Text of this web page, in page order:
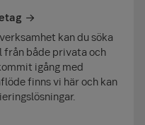
kan du söka
både privata och
igång med
finns vi här och kan